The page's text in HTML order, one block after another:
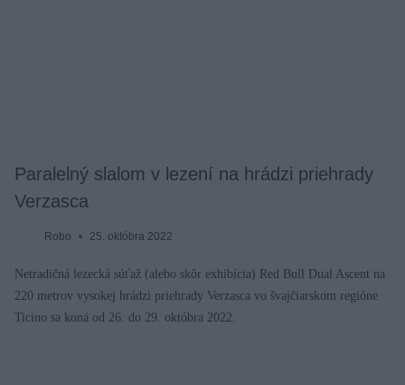
Paralelný slalom v lezení na hrádzi priehrady
Verzasca
Robo 25. októbra 2022
Netradičná lezecká súťaž (alebo skôr exhibícia) Red Bull Dual Ascent na
220 metrov vysokej hrádzi priehrady Verzasca vo švajčiarskom regióne
Ticino sa koná od 26. do 29. októbra 2022.